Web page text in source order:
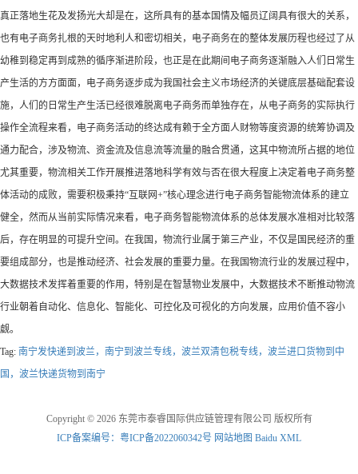
真正落地生花及发扬光大却是在，这所具有的基本国情及幅员辽阔具有很大的关系，
也有电子商务扎根的天时地利人和密切相关，电子商务在的整体发展历程也经过了从
幼稚到稳定再到成熟的循序渐进阶段，也正是在此期间电子商务逐渐融入人们日常生
产生活的方方面面，电子商务逐步成为我国社会主义市场经济的关键底层基础配套设
施，人们的日常生产生活已经很难脱离电子商务而单独存在，从电子商务的实际执行
操作全流程来看，电子商务活动的终达成有赖于全方面人财物等度资源的统筹协调及
通力配合，涉及物流、资金流及信息流等流量的融合贯通，这其中物流所占据的地位
尤其重要，物流相关工作开展推进落地科学有效与否在很大程度上决定着电子商务整
体活动的成败，需要积极秉持“互联网+”核心理念进行电子商务智能物流体系的建立
健全，然而从当前实际情况来看，电子商务智能物流体系的总体发展水准相对比较落
后，存在明显的可提升空间。在我国，物流行业属于第三产业，不仅是国民经济的重
要组成部分，也是推动经济、社会发展的重要力量。在我国物流行业的发展过程中，
大数据技术发挥着重要的作用，特别是在智慧物业发展中，大数据技术不断推动物流
行业朝着自动化、信息化、智能化、可控化及可视化的方向发展，应用价值不容小
觑。
Tag: 南宁发快递到波兰，南宁到波兰专线，波兰双清包税专线，波兰进口货物到中
国，波兰快递货物到南宁
Copyright © 2026 东莞市泰睿国际供应链管理有限公司 版权所有
ICP备案编号：粤ICP备2022060342号 网站地图 Baidu XML